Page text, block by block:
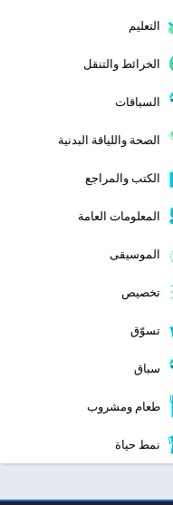
التعليم
الخرائط والتنقل
السباقات
الصحة واللياقة البدنية
الكتب والمراجع
المعلومات العامة
الموسيقى
تخصيص
تسوّق
سباق
طعام ومشروب
نمط حياة